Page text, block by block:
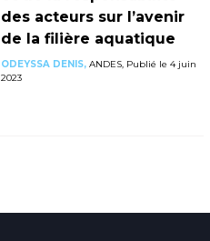
des acteurs sur l’avenir
de la filière aquatique
ODEYSSA DENIS,ANDES, Publié le 4 juin
2023